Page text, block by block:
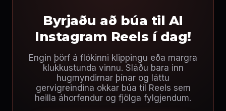
Byrjaðu að búa til AI
Instagram Reels í dag!
Engin þörf á flókinni klippingu eða margra
klukkustunda vinnu. Sláðu bara inn
hugmyndirnar þínar og láttu
gervigreindina okkar búa til Reels sem
heilla áhorfendur og fjölga fylgjendum.